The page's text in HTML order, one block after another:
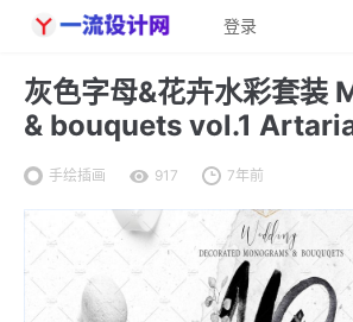
登录
灰色字母&花卉水彩套装
& bouquets vol.1
手绘插画 917 7年前